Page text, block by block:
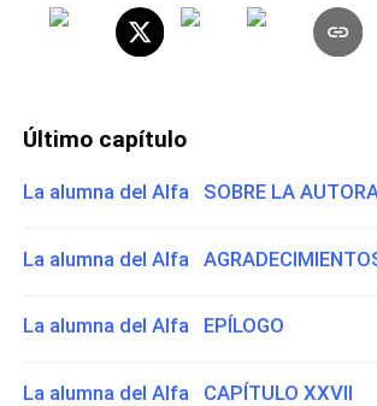
Último capítulo
La alumna del Alfa SOBRE LA
La alumna del Alfa
La alumna del Alfa EPÍLOGO
La alumna del Alfa CAPÍTULO XXVII